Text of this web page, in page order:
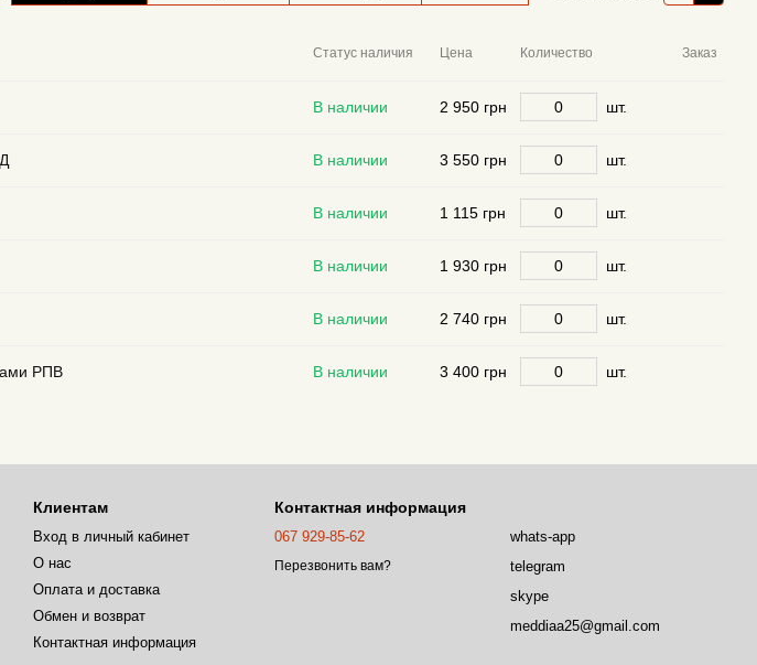
Статус наличия Цена Количество Заказ
В наличии 2 950 грн шт.
В наличии 3 550 грн шт.
В наличии 1 115 грн шт.
В наличии 1 930 грн шт.
В наличии 2 740 грн шт.
РПВ В наличии 3 400 грн шт.
Клиентам
Вход в личный кабинет
О нас
Оплата и доставка
Обмен и возврат
Контактная информация
Контактная информация
067 929-85-62
Перезвонить вам?
whats-app
telegram
skype
meddiaa25@gmail.com